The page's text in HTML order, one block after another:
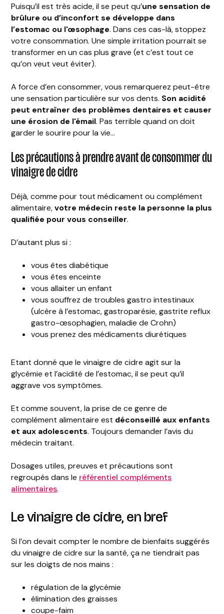
Puisqu’il est très acide, il se peut qu’une sensation de
brûlure ou d’inconfort se développe dans
l’estomac ou l'œsophage. Dans ces cas-là, stoppez
votre consommation. Une simple irritation pourrait se
transformer en un cas plus grave (et c’est tout ce
qu’on veut veut éviter).
A force d’en consommer, vous remarquerez peut-être
une sensation particulière sur vos dents. Son acidité
peut entraîner des problèmes dentaires et causer
une érosion de l'émail. Pas terrible quand on doit
garder le sourire pour la vie…
Les précautions à prendre avant de consommer du
vinaigre de cidre
Déjà, comme pour tout médicament ou complément
alimentaire,votre médecin reste la personne la plus
qualifiée pour vous conseiller.
D’autant plus si :
vous êtes diabétique
vous êtes enceinte
vous allaiter un enfant
vous souffrez de troubles gastro intestinaux
(ulcère à l’estomac, gastroparésie, gastrite reflux
gastro-œsophagien, maladie de Crohn)
vous prenez des médicaments diurétiques
Etant donné que le vinaigre de cidre agit sur la
glycémie et l’acidité de l’estomac, il se peut qu’il
aggrave vos symptômes.
Et comme souvent, la prise de ce genre de
complément alimentaire est déconseillé aux enfants
et aux adolescents. Toujours demander l’avis du
médecin traitant.
Dosages utiles, preuves et précautions sont
regroupés dans le référentiel compléments
alimentaires.
Le vinaigre de cidre, en bref
Si l’on devait compter le nombre de bienfaits suggérés
du vinaigre de cidre sur la santé, ça ne tiendrait pas
sur les doigts de nos mains :
régulation de la glycémie
élimination des graisses
coupe-faim